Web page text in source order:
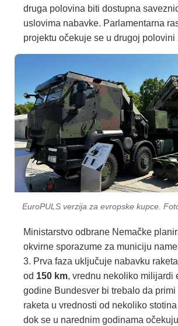
druga polovina biti dostupna
uslovima nabavke. Parlamentarna
projektu očekuje se u drugoj polovini
EuroPULS verzija za evropske kupce.
Ministarstvo odbrane Nemačke
okvirne sporazume za municiju
3. Prva faza uključuje nabavku
od 150 km, vrednu nekoliko milijardi
godine Bundesver bi trebalo da
raketa u vrednosti od nekoliko
dok se u narednim godinama